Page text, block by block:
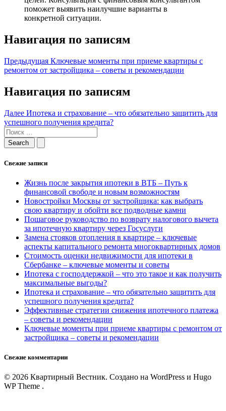
поможет выявить наилучшие варианты в
конкретной ситуации.
Навигация по записям
Предыдущая Ключевые моменты при приеме квартиры с
ремонтом от застройщика – советы и рекомендации
Навигация по записям
Далее Ипотека и страхование – что обязательно защитить для
успешного получения кредита?
Свежие записи
Жизнь после закрытия ипотеки в ВТБ – Путь к
финансовой свободе и новым возможностям
Новостройки Москвы от застройщика: как выбрать
свою квартиру и обойти все подводные камни
Пошаговое руководство по возврату налогового вычета
за ипотечную квартиру через Госуслуги
Замена стояков отопления в квартире – ключевые
аспекты капитального ремонта многоквартирных домов
Стоимость оценки недвижимости для ипотеки в
Сбербанке – ключевые моменты и советы
Ипотека с господдержкой – что это такое и как получить
максимальные выгоды?
Ипотека и страхование – что обязательно защитить для
успешного получения кредита?
Эффективные стратегии снижения ипотечного платежа
– советы и рекомендации
Ключевые моменты при приеме квартиры с ремонтом от
застройщика – советы и рекомендации
Свежие комментарии
© 2026 Квартирный Вестник. Создано на WordPress и Hugo
WP Theme .